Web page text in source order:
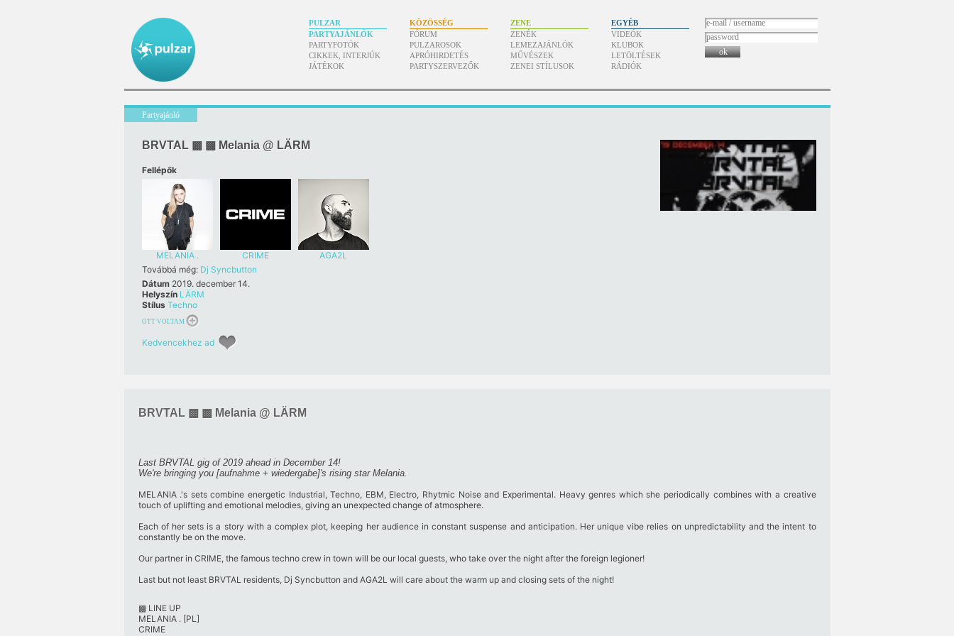
PULZAR
PARTYAJÁNLÓK
PARTYFOTÓK
CIKKEK, INTERJÚK
JÁTÉKOK
KÖZÖSSÉG
FÓRUM
PULZAROSOK
APRÓHIRDETÉS
PARTYSZERVEZŐK
ZENE
ZENÉK
LEMEZAJÁNLÓK
MŰVÉSZEK
ZENEI STÍLUSOK
EGYÉB
VIDEÓK
KLUBOK
LETÖLTÉSEK
RÁDIÓK
ok
Partyajánló
BRVTAL ▩ ▩ Melania @ LÄRM
Fellépők
MELANIA . CRIME
AGA2L
Továbbá még: Dj Syncbutton
Dátum 2019. december 14.
Helyszín LÄRM
Stílus Techno
OTT VOLTAM
Kedvencekhez ad
BRVTAL ▩ ▩ Melania @ LÄRM
Last BRVTAL gig of 2019 ahead in December 14!
We're bringing you [aufnahme + wiedergabe]'s rising star Melania.
MELANIA .'s sets combine energetic Industrial, Techno, EBM, Electro, Rhytmic Noise and Experimental. Heavy genres which she periodically combines with a creative
touch of uplifting and emotional melodies, giving an unexpected change of atmosphere.
Each of her sets is a story with a complex plot, keeping her audience in constant suspense and anticipation. Her unique vibe relies on unpredictability and the intent to
constantly be on the move.
Our partner in CRIME, the famous techno crew in town will be our local guests, who take over the night after the foreign legioner!
Last but not least BRVTAL residents, Dj Syncbutton and AGA2L will care about the warm up and closing sets of the night!
▩ LINE UP
MELANIA .[PL]
CRIME